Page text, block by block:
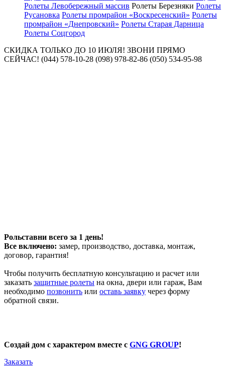
Ролеты Левобережный массив Ролеты Березняки Ролеты
Русановка Ролеты промрайон «Воскресенский» Ролеты
промрайон «Днепровский» Ролеты Старая Дарница
Ролеты Соцгород
СКИДКА ТОЛЬКО ДО 10 ИЮЛЯ! ЗВОНИ ПРЯМО
СЕЙЧАС! (044) 578-10-28 (098) 978-82-86 (050) 534-95-98
Рольставни всего за 1 день!
Все включено: замер, производство, доставка, монтаж,
договор, гарантия!
Чтобы получить бесплатную консультацию и расчет или
заказать защитные ролеты на окна, двери или гараж, Вам
необходимо позвонить или оставь заявку через форму
обратной связи.
Создай дом с характером вместе с GNG GROUP!
Заказать